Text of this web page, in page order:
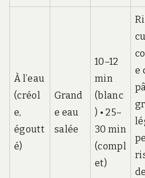
À l’eau
(créol
e,
égoutt
é)
Grand
e eau
salée
10–12
min
(blanc
) • 25–
30 min
(compl
et)
e
de